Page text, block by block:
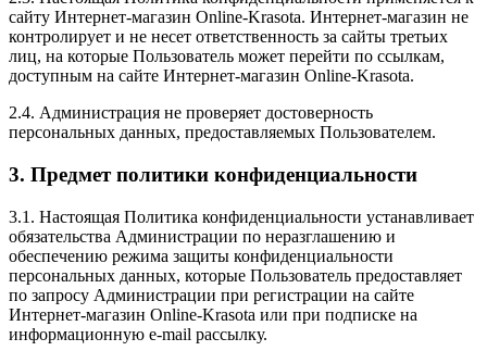
сайту Интернет-магазин Online-Krasota. Интернет-магазин не
контролирует и не несет ответственность за сайты третьих
лиц, на которые Пользователь может перейти по ссылкам,
доступным на сайте Интернет-магазин Online-Krasota.
2.4. Администрация не проверяет достоверность
персональных данных, предоставляемых Пользователем.
3. Предмет политики конфиденциальности
3.1. Настоящая Политика конфиденциальности устанавливает
обязательства Администрации по неразглашению и
обеспечению режима защиты конфиденциальности
персональных данных, которые Пользователь предоставляет
по запросу Администрации при регистрации на сайте
Интернет-магазин Online-Krasota или при подписке на
информационную e-mail рассылку.